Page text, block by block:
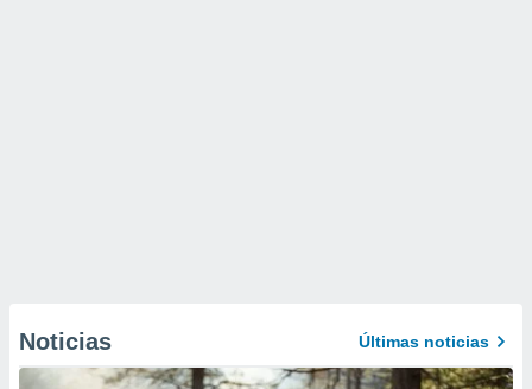
Noticias Últimas noticias